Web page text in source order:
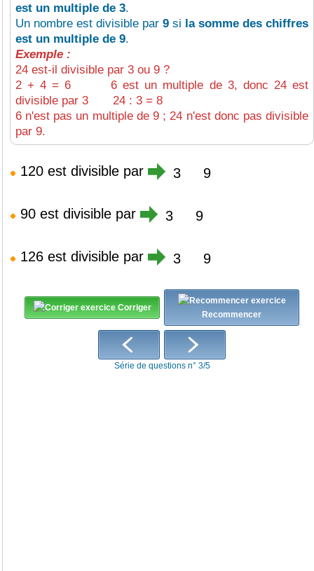
est un multiple de 3.
Un nombre est divisible par 9 si la somme des chiffres
est un multiple de 9.
Exemple :
24 est-il divisible par 3 ou 9 ?
2 + 4 = 6 6 est un multiple de 3, donc 24 est
divisible par 3 24 : 3 = 8
6 n'est pas un multiple de 9 ; 24 n'est donc pas divisible
par 9.
120 est divisible par 3 9
90 est divisible par 3 9
126 est divisible par 3 9
Corriger
Recommencer
Série de questions n° 3/5